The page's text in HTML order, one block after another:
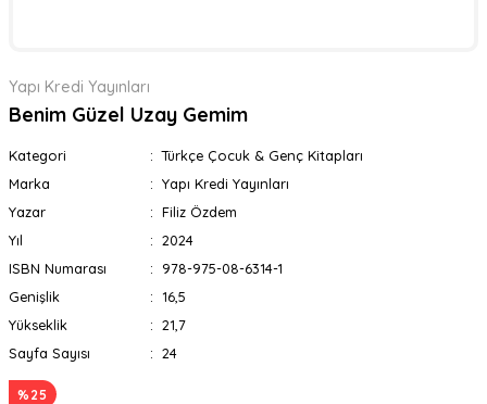
Yapı Kredi Yayınları
Benim Güzel Uzay Gemim
Kategori
Türkçe Çocuk & Genç Kitapları
Marka
Yapı Kredi Yayınları
Yazar
Filiz Özdem
Yıl
2024
ISBN Numarası
978-975-08-6314-1
Genişlik
16,5
Yükseklik
21,7
Sayfa Sayısı
24
%25